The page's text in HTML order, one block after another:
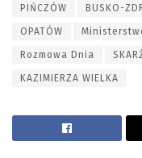
PIŃCZÓW BUSKO-
OPATÓW
Rozmowa Dnia
KAZIMIERZA WIELKA